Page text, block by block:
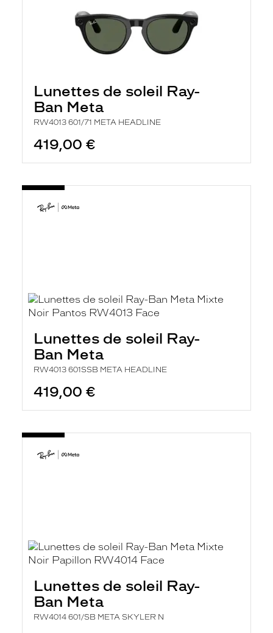
Lunettes de soleil Ray-
Ban Meta
RW4013 601/71 META HEADLINE
419,00 €
Lunettes de soleil Ray-
Ban Meta
RW4013 601SSB META HEADLINE
419,00 €
Lunettes de soleil Ray-
Ban Meta
RW4014 601/SB META SKYLER N